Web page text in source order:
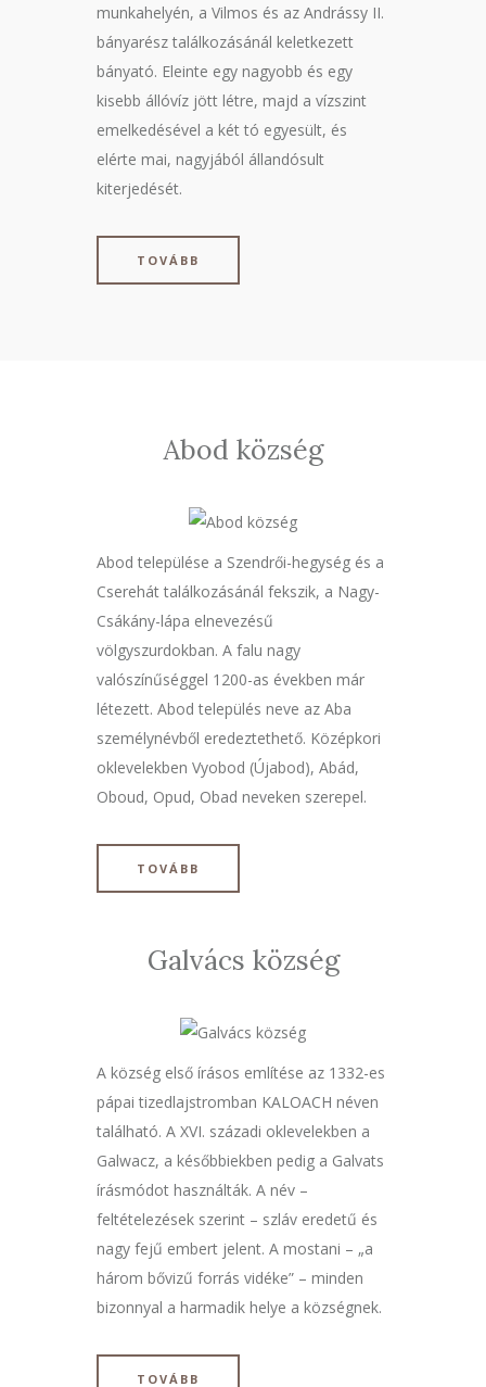
munkahelyén, a Vilmos és az Andrássy II.
bányarész találkozásánál keletkezett
bányató. Eleinte egy nagyobb és egy
kisebb állóvíz jött létre, majd a vízszint
emelkedésével a két tó egyesült, és
elérte mai, nagyjából állandósult
kiterjedését.
TOVÁBB
Abod község
Abod települése a Szendrői-hegység és a
Cserehát találkozásánál fekszik, a Nagy-
Csákány-lápa elnevezésű
völgyszurdokban. A falu nagy
valószínűséggel 1200-as években már
létezett. Abod település neve az Aba
személynévből eredeztethető. Középkori
oklevelekben Vyobod (Újabod), Abád,
Oboud, Opud, Obad neveken szerepel.
TOVÁBB
Galvács község
A község első írásos említése az 1332-es
pápai tizedlajstromban KALOACH néven
található. A XVI. századi oklevelekben a
Galwacz, a későbbiekben pedig a Galvats
írásmódot használták. A név –
feltételezések szerint – szláv eredetű és
nagy fejű embert jelent. A mostani – „a
három bővizű forrás vidéke” – minden
bizonnyal a harmadik helye a községnek.
TOVÁBB